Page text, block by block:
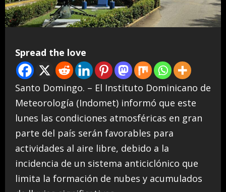
Spread the love
Santo Domingo. – El Instituto Dominicano de
Meteorología (Indomet) informó que este
lunes las condiciones atmosféricas en gran
parte del país serán favorables para
actividades al aire libre, debido a la
incidencia de un sistema anticiclónico que
limita la formación de nubes y acumulados